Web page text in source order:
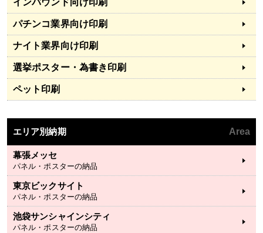
インバウンド向け印刷
パチンコ業界向け印刷
ナイト業界向け印刷
選挙ポスター・為書き印刷
ペット印刷
エリア別納期 Area
幕張メッセ
パネル・ポスターの納品
東京ビックサイト
パネル・ポスターの納品
池袋サンシャインシティ
パネル・ポスターの納品